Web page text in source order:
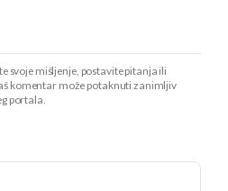
svoje mišljenje, postavite pitanja ili
komentar može potaknuti zanimljiv
portala.